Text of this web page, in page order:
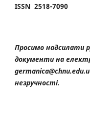
ISSN 2518-7090
Просимо надсилати
документи на
незручності.